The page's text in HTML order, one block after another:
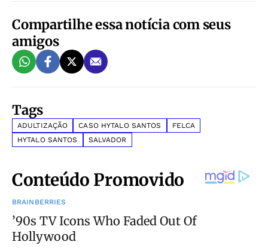
Compartilhe essa notícia com seus
amigos
Tags
ADULTIZAÇÃO CASO HYTALO SANTOS
FELCA
HYTALO SANTOS
SALVADOR